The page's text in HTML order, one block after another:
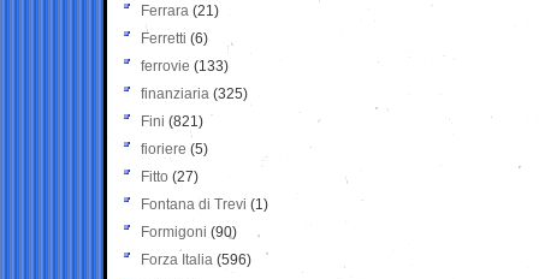
Ferrara (21)
Ferretti (6)
ferrovie (133)
finanziaria (325)
Fini (821)
fioriere (5)
Fitto (27)
Fontana di Trevi (1)
Formigoni (90)
Forza Italia (596)